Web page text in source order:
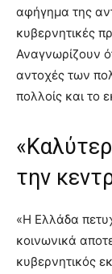
αφήγημα της
κυβερνητικές
Αναγνωρίζουν
αντοχές των
πολλοίς και το
την
«Η Ελλάδα
κοινωνικά
κυβερνητικός